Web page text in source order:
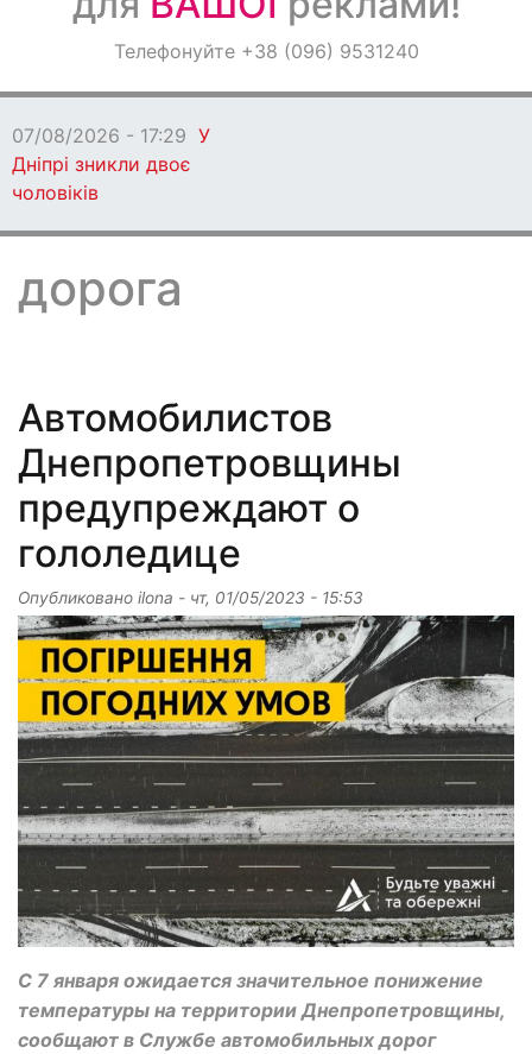
ОголошенняТелефонуйте +38 (096) 9531240
07/08/2026 - 17:29 У
Дніпрі зникли двоє
чоловіків
дорога
Автомобилистов
Днепропетровщины
предупреждают о
гололедице
Опубликовано ilona - чт, 01/05/2023 - 15:53
С 7 января ожидается значительное понижение
температуры на территории Днепропетровщины,
сообщают в Службе автомобильных дорог